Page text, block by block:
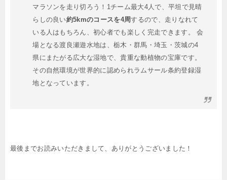
マラソンを走り切ろう！1チーム最大4人で、平坦で見晴
らしの良い約5kmのコースを4周するので、走りなれて
いる人はもちろん、初心者でも楽しく完走できます。 会
場となる渡良瀬遊水地は、栃木・群馬・埼玉・茨城の4
県にまたがる広大な湿地で、貴重な動植物の宝庫です。
その自然環境が世界的に認められラムサール条約登録湿
地となっています。
最後までお読みいただきまして、ありがとうございました！